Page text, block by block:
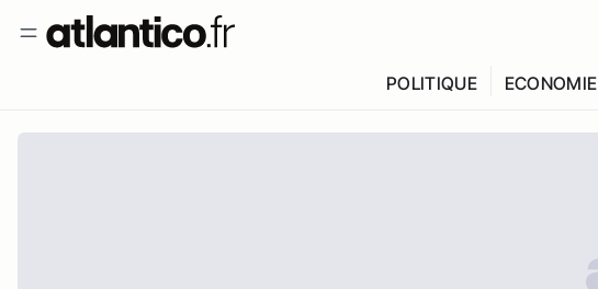
POLITIQUE ECONOMIE